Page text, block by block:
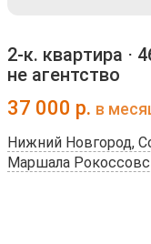
2-к. квартира ⋅
не агентство
37 000 р. в
Нижний Новгород,
Маршала